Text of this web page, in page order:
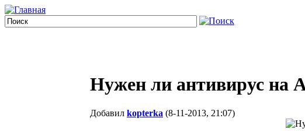
Нужен ли антивирус на
Добавил kopterka (8-11-2013, 21:07)